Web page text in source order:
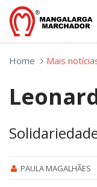
Home Mais
PAULA MAGALHÃES